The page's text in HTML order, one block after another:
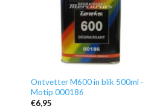
Ontvetter M600 in blik 500ml -
Motip 000186
€6,95